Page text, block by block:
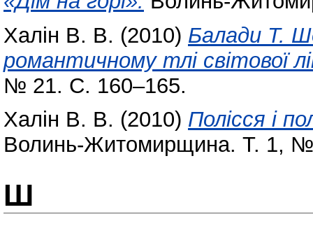
Халін В. В. (2010) Балади Т.
романтичному тлі світової
№ 21. С. 160–165.
Халін В. В. (2010) Полісся і
Волинь-Житомирщина. Т. 1,
Ш